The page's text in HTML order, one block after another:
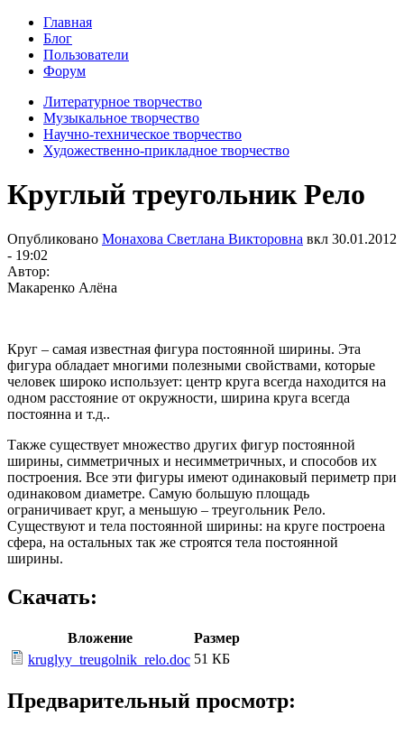
Главная
Блог
Пользователи
Форум
Литературное творчество
Музыкальное творчество
Научно-техническое творчество
Художественно-прикладное творчество
Круглый треугольник Рело
Опубликовано Монахова Светлана Викторовна вкл 30.01.2012
- 19:02
Автор:
Макаренко Алёна
Круг – самая известная фигура постоянной ширины. Эта
фигура обладает многими полезными свойствами, которые
человек широко использует: центр круга всегда находится на
одном расстояние от окружности, ширина круга всегда
постоянна и т.д..
Также существует множество других фигур постоянной
ширины, симметричных и несимметричных, и способов их
построения. Все эти фигуры имеют одинаковый периметр при
одинаковом диаметре. Самую большую площадь
ограничивает круг, а меньшую ­­­– треугольник Рело.
Существуют и тела постоянной ширины: на круге построена
сфера, на остальных так же строятся тела постоянной
ширины.
Скачать:
Вложение
Размер
kruglyy_treugolnik_relo.doc 51 КБ
Предварительный просмотр: